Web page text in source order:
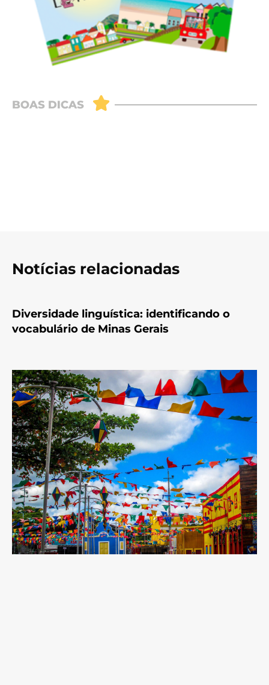
Notícias relacionadas
Diversidade linguística: identificando o
vocabulário de Minas Gerais